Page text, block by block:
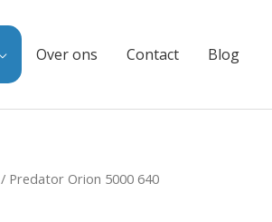
Over ons Contact Blog
/ Predator Orion 5000 640